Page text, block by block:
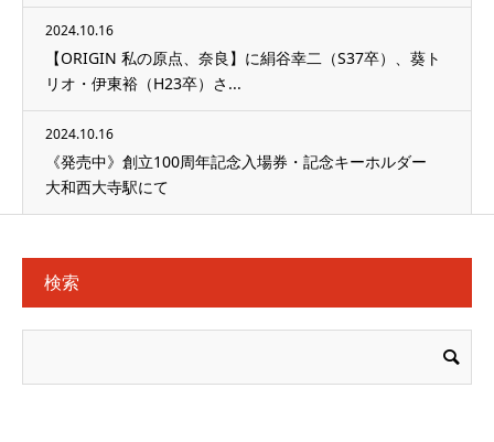
2024.10.16
【ORIGIN 私の原点、奈良】に絹谷幸二（S37卒）、葵ト
リオ・伊東裕（H23卒）さ...
2024.10.16
《発売中》創立100周年記念入場券・記念キーホルダー
大和西大寺駅にて
検索